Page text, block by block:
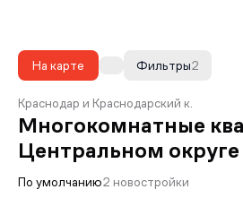
На карте 2
Фильтры
Краснодар и Краснодарский к.
Многокомнатные
Центральном округе
По умолчанию2 новостройки